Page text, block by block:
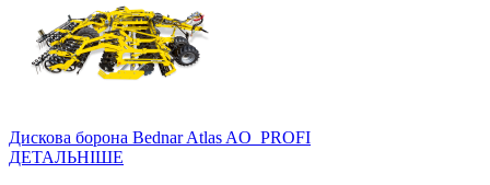
Дискова борона Bednar Atlas AO_PROFI
ДЕТАЛЬНІШЕ